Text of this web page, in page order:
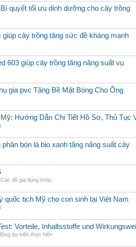
quyết tối ưu dinh dưỡng cho cây trồng
giúp cây trồng tăng sức đề kháng mạnh
603 giúp cây trồng tăng năng suất vụ
gia pvc Tăng Bề Mặt Bóng Cho Ống
Hướng Dẫn Chi Tiết Hồ Sơ, Thủ Tục
bón lá bio xanh tăng năng suất cây
Các đồ gia dụng khác
quốc tịch Mỹ cho con sinh tại Việt Nam
Vorteile, Inhaltsstoffe und
dự kiến thực hiện